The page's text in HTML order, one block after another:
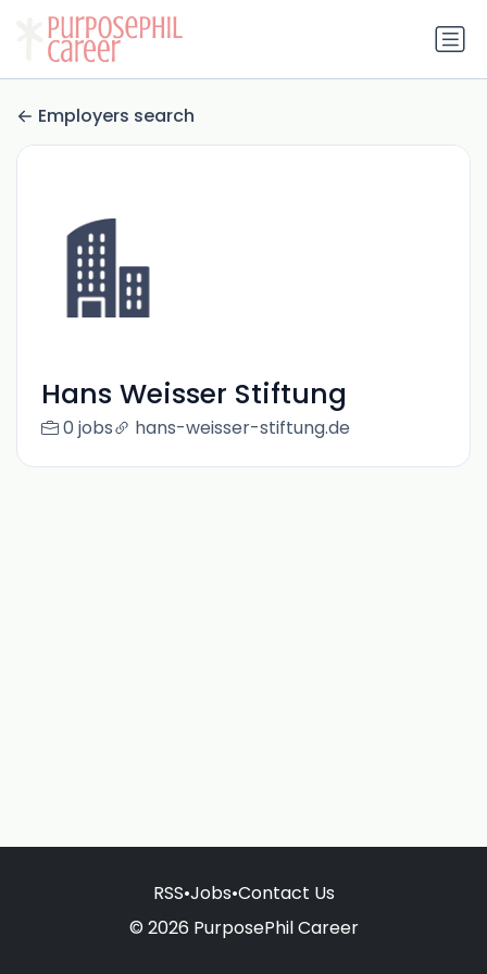
Employers search
Hans Weisser Stiftung
0 jobs hans-weisser-stiftung.de
RSS•Jobs•Contact Us
© 2026 PurposePhil Career